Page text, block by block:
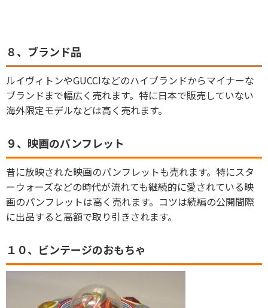
８、ブランド品
ルイヴィトンやGUCCIなどのハイブランドからマイナーな
ブランドまで幅広く売れます。特に日本で販売していない
海外限定モデルなどは高く売れます。
９、映画のパンフレット
昔に放映された映画のパンフレットも売れます。特にスタ
ーウォーズなどの時代が流れても継続的に愛されている映
画のパンフレットは高く売れます。コツは続編の公開間際
に出品すると高額で取り引きされます。
１０、ビンテージのおもちゃ